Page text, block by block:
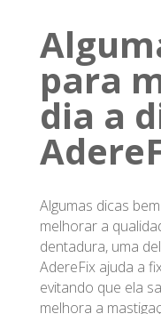
para
dia a
Algumas dicas
melhorar a
dentadura, uma
AdereFix ajuda a
evitando que ela
melhora a